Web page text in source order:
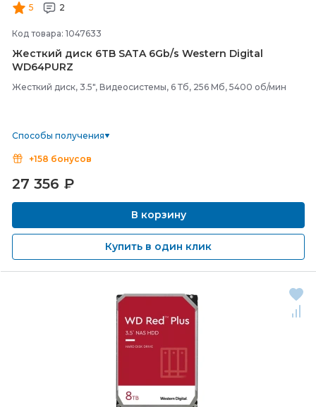
5 2
Код товара: 1047633
Жесткий диск 6TB SATA 6Gb/s Western Digital
WD64PURZ
Жесткий диск, 3.5", Видеосистемы, 6 Тб, 256 Мб, 5400 об/мин
Способы получения
+158 бонусов
27 356 ₽
В корзину
Купить в один клик